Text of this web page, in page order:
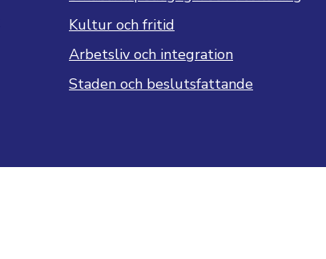
Kultur och fritid
Arbetsliv och integration
Staden och beslutsfattande